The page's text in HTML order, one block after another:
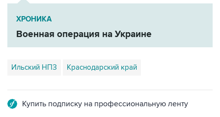
ХРОНИКА
Военная операция на Украине
Ильский НПЗ Краснодарский край
Купить подписку на профессиональную ленту